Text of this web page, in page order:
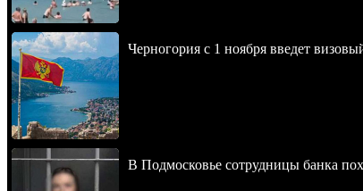
Черногория с 1 ноября введет
В Подмосковье сотрудницы банка